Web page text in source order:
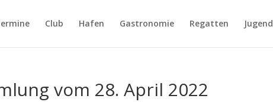
Club Hafen Gastronomie Regatten Jugend
vom 28. April 2022